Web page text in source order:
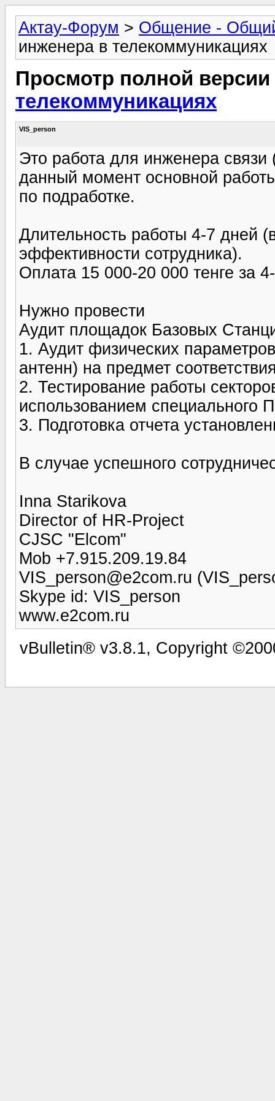
Актау-Форум > Общение -
инженера в телекоммуникациях
Просмотр полной
телекоммуникациях
VIS_person
Это работа для инженера
данный момент основной
по подработке.
Длительность работы 4-7 дней
эффективности сотрудника).
Оплата 15 000-20 000 тенге за
Нужно провести
Аудит площадок Базовых
1. Аудит физических
антенн) на предмет
2. Тестирование работы
использованием специального
3. Подготовка отчета
В случае успешного
Inna Starikova
Director of HR-Project
СJSC "Elcom"
Mob +7.915.209.19.84
VIS_person@e2com.ru (
Skype id: VIS_person
www.e2com.ru
vBulletin® v3.8.1, Copyright